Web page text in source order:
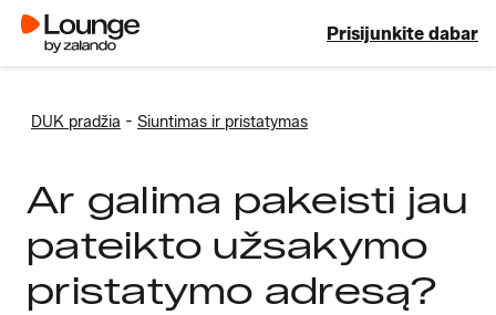
Prisijunkite dabar
DUK pradžia - Siuntimas ir pristatymas
Ar galima pakeisti jau
pateikto užsakymo
pristatymo adresą?